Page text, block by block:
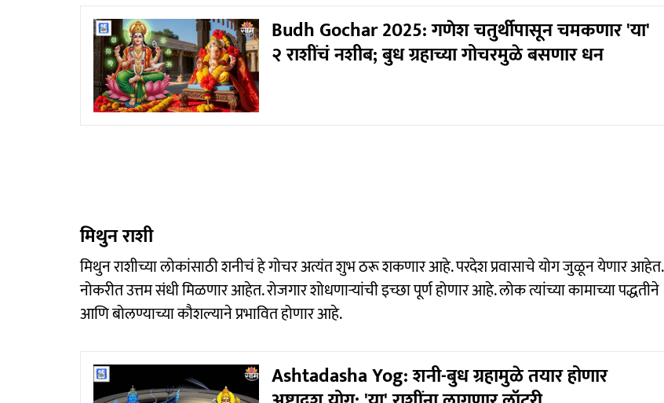
Budh Gochar 2025: गणेश चतुर्थीपासून चमकणार 'या'
२ राशींचं नशीब; बुध ग्रहाच्या गोचरमुळे बसणार धन
मिथुन राशी
मिथुन राशीच्या लोकांसाठी शनीचं हे गोचर अत्यंत शुभ ठरू शकणार आहे. परदेश प्रवासाचे योग जुळून येणार आहेत.
नोकरीत उत्तम संधी मिळणार आहेत. रोजगार शोधणाऱ्यांची इच्छा पूर्ण होणार आहे. लोक त्यांच्या कामाच्या पद्धतीने
आणि बोलण्याच्या कौशल्याने प्रभावित होणार आहे.
Ashtadasha Yog: शनी-बुध ग्रहामुळे तयार होणार